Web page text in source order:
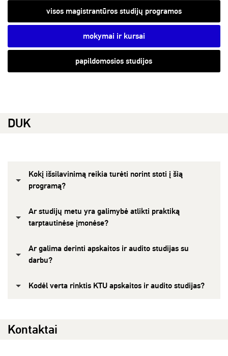
visos magistrantūros studijų programos
mokymai ir kursai
papildomosios studijos
DUK
Kokį išsilavinimą reikia turėti norint stoti į šią
programą?
Ar studijų metu yra galimybė atlikti praktiką
tarptautinėse įmonėse?
Ar galima derinti apskaitos ir audito studijas su
darbu?
Kodėl verta rinktis KTU apskaitos ir audito studijas?
Kontaktai